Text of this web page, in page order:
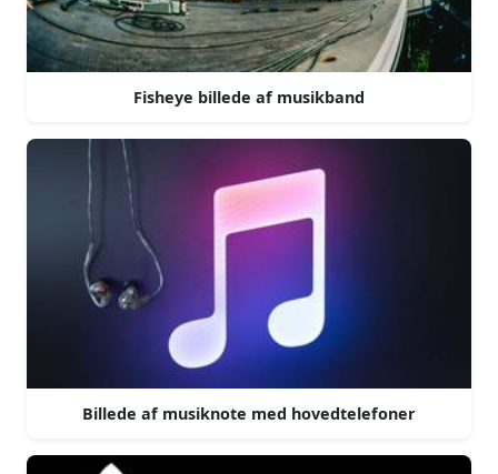
Fisheye billede af musikband
Billede af musiknote med hovedtelefoner